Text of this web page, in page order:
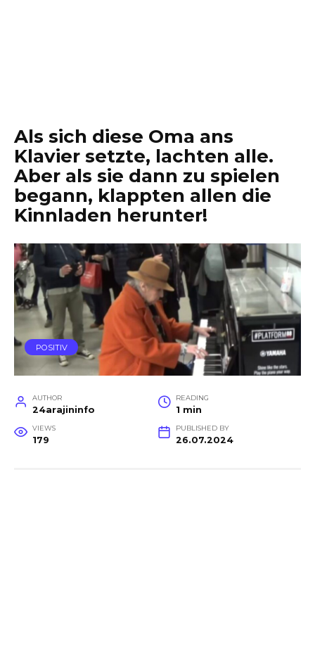
Als sich diese Oma ans
Klavier setzte, lachten alle.
Aber als sie dann zu spielen
begann, klappten allen die
Kinnladen herunter!
POSITIV
AUTHOR
24arajininfo
READING
1 min
VIEWS
179
PUBLISHED BY
26.07.2024